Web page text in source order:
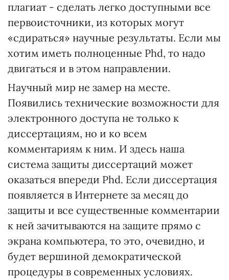
плагиат - сделать легко доступными все
первоисточники, из которых могут
«сдираться» научные результаты. Если мы
хотим иметь полноценные Phd, то надо
двигаться и в этом направлении.
Научный мир не замер на месте.
Появились технические возможности для
электронного доступа не только к
диссертациям, но и ко всем
комментариям к ним. И здесь наша
система защиты диссертаций может
оказаться впереди Phd. Если диссертация
появляется в Интернете за месяц до
защиты и все существенные комментарии
к ней зачитываются на защите прямо с
экрана компьютера, то это, очевидно, и
будет вершиной демократической
процедуры в современных условиях.